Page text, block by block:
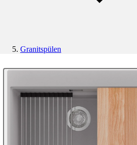
Granitspülen